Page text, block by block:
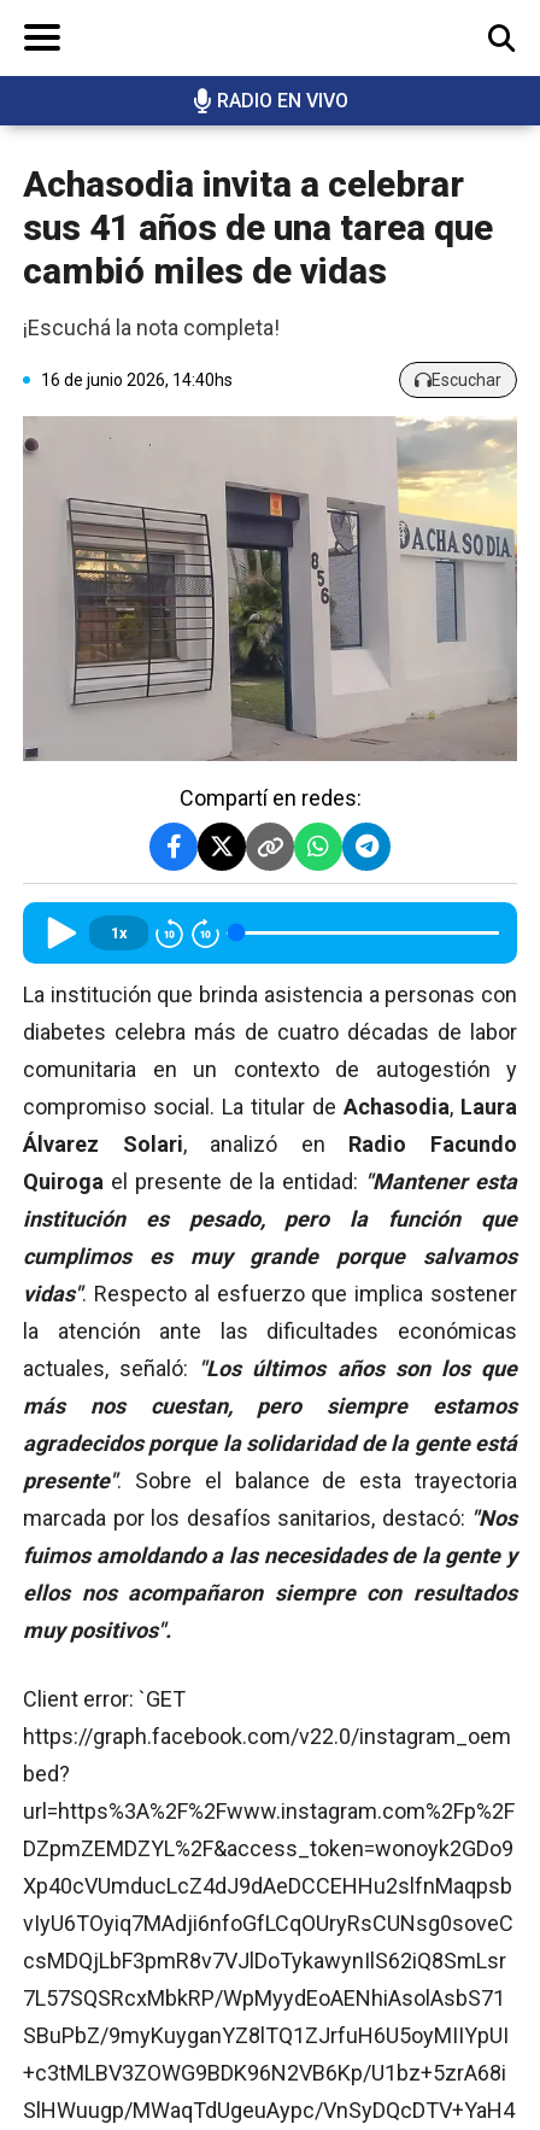
RADIO EN VIVO
BUSCAR
Achasodia invita a celebrar
sus 41 años de una tarea que
cambió miles de vidas
¡Escuchá la nota completa!
16 de junio 2026, 14:40hs Escuchar
Compartí en redes:
1x
La institución que brinda asistencia a personas con
diabetes celebra más de cuatro décadas de labor
comunitaria en un contexto de autogestión y
compromiso social. La titular de Achasodia, Laura
Álvarez Solari, analizó en Radio Facundo
Quiroga el presente de la entidad: "Mantener esta
institución es pesado, pero la función que
cumplimos es muy grande porque salvamos
vidas". Respecto al esfuerzo que implica sostener
la atención ante las dificultades económicas
actuales, señaló:
"Los últimos años son los que
más nos cuestan, pero siempre estamos
agradecidos porque la solidaridad de la gente está
presente". Sobre el balance de esta trayectoria
marcada por los desafíos sanitarios, destacó: "Nos
fuimos amoldando a las necesidades de la gente y
ellos nos acompañaron siempre con resultados
muy positivos".
Client error: `GET
https://graph.facebook.com/v22.0/instagram_oem
bed?
url=https%3A%2F%2Fwww.instagram.com%2Fp%2F
DZpmZEMDZYL%2F&access_token=wonoyk2GDo9
Xp40cVUmducLcZ4dJ9dAeDCCEHHu2slfnMaqpsb
vIyU6TOyiq7MAdji6nfoGfLCqOUryRsCUNsg0soveC
csMDQjLbF3pmR8v7VJlDoTykawynIlS62iQ8SmLsr
7L57SQSRcxMbkRP/WpMyydEoAENhiAsolAsbS71
SBuPbZ/9myKuyganYZ8lTQ1ZJrfuH6U5oyMIIYpUI
+c3tMLBV3ZOWG9BDK96N2VB6Kp/U1bz+5zrA68i
SlHWuugp/MWaqTdUgeuAypc/VnSyDQcDTV+YaH4